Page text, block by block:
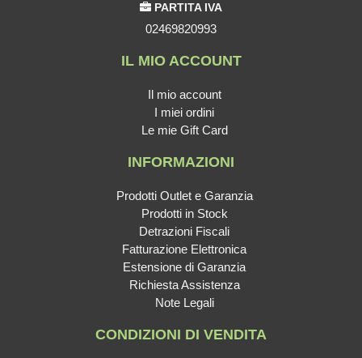
PARTITA IVA
02469820993
IL MIO ACCOUNT
Il mio account
I miei ordini
Le mie Gift Card
INFORMAZIONI
Prodotti Outlet e Garanzia
Prodotti in Stock
Detrazioni Fiscali
Fatturazione Elettronica
Estensione di Garanzia
Richiesta Assistenza
Note Legali
CONDIZIONI DI VENDITA